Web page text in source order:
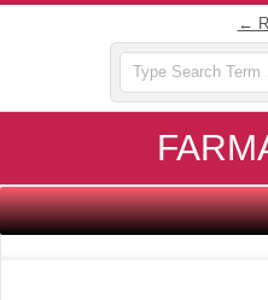
←
Primary
Navigation